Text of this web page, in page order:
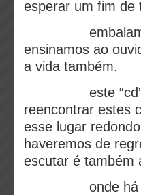
esperar um fim de
embalamos o
ensinamos ao
a vida também.
este “cd” é
reencontrar estes
esse lugar
haveremos de
escutar é também
onde há jazz